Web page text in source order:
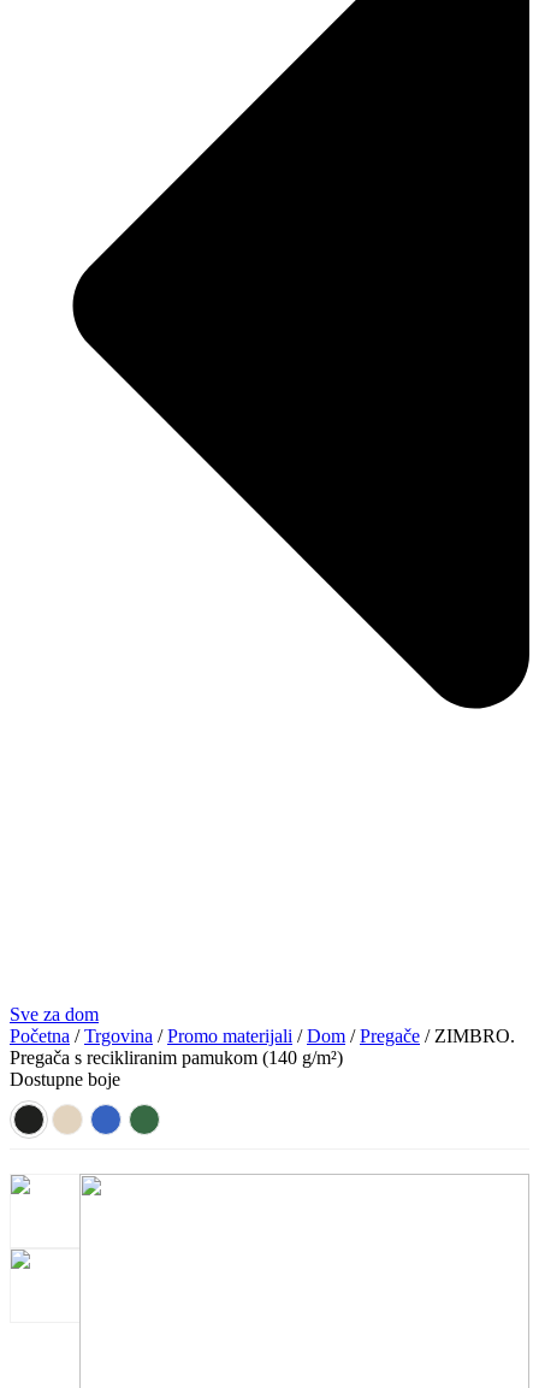
Sve za dom
Početna /Trgovina /Promo materijali /Dom /Pregače / ZIMBRO.
Pregača s recikliranim pamukom (140 g/m²)
Dostupne boje